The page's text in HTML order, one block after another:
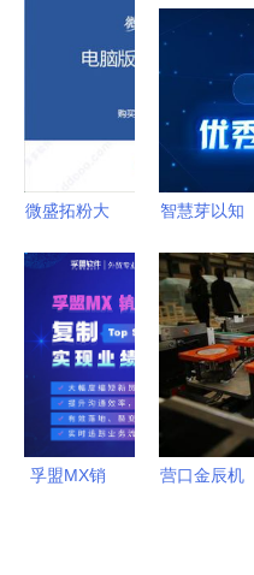
功能与视觉
安卓与iOS
迎来官方杀
毒卫士
微盛拓粉大
营销软件的
销售与价值
分析
智慧芽以知
服务助力复
工复产获评
优秀案例
孚盟MX销
营口金辰机